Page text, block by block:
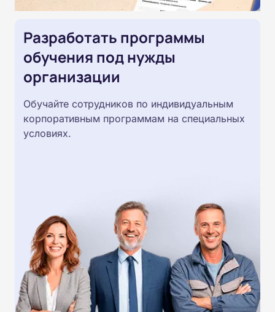
Разработать программы
обучения под нужды
организации
Обучайте сотрудников по индивидуальным
корпоративным программам на специальных
условиях.